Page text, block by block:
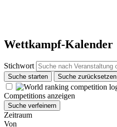
Wettkampf-Kalender
Stichwort
Suche starten Suche zurücksetzen
Competitions anzeigen
Suche verfeinern
Zeitraum
Von